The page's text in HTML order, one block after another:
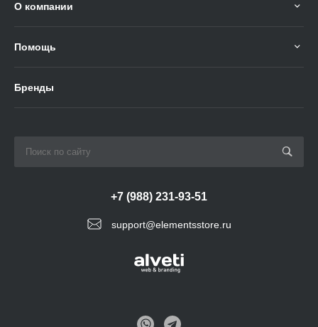
О компании
Помощь
Бренды
support@elementsstore.ru
+7 (988) 231-93-51